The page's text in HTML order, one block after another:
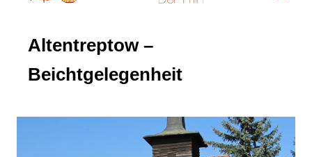
Altentreptow –
Beichtgelegenheit